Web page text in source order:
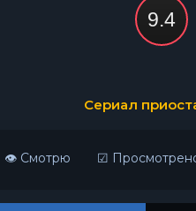
Сериал
👁 Смотрю ☑